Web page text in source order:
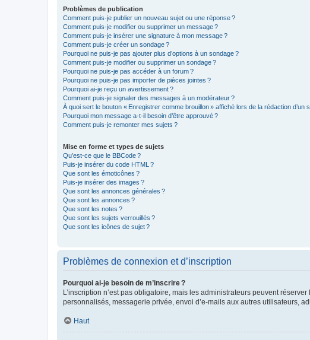
Problèmes de publication
Comment puis-je publier un nouveau sujet ou une réponse ?
Comment puis-je modifier ou supprimer un message ?
Comment puis-je insérer une signature à mon message ?
Comment puis-je créer un sondage ?
Pourquoi ne puis-je pas ajouter plus d’options à un sondage ?
Comment puis-je modifier ou supprimer un sondage ?
Pourquoi ne puis-je pas accéder à un forum ?
Pourquoi ne puis-je pas importer de pièces jointes ?
Pourquoi ai-je reçu un avertissement ?
Comment puis-je signaler des messages à un modérateur ?
À quoi sert le bouton « Enregistrer comme brouillon » affiché lors de la rédaction d’un
Pourquoi mon message a-t-il besoin d’être approuvé ?
Comment puis-je remonter mes sujets ?
Mise en forme et types de sujets
Qu’est-ce que le BBCode ?
Puis-je insérer du code HTML ?
Que sont les émoticônes ?
Puis-je insérer des images ?
Que sont les annonces générales ?
Que sont les annonces ?
Que sont les notes ?
Que sont les sujets verrouillés ?
Que sont les icônes de sujet ?
Problèmes de connexion et d’inscription
Pourquoi ai-je besoin de m’inscrire ?
L’inscription n’est pas obligatoire, mais les administrateurs peuvent
personnalisés, messagerie privée, envoi d’e-mails aux autres utilisateurs,
Haut